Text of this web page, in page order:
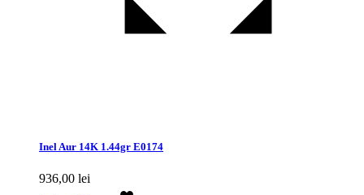
Inel Aur 14K 1.44gr E0174
936,00 lei